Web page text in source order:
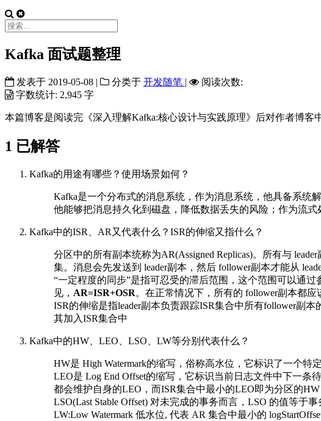
Kafka 面试题整理
发表于 2019-05-08 | 分类于 开发随笔 |
阅读次数:
字数统计: 2,945 字
本篇博客是阅读完《深入理解Kafka:核心设计与实践原理》后对作者博客
1 已解答
Kafka的用途有哪些？使用场景如何？
Kafka是一个分布式的消息系统，作为消息系统，他具备系统
他能够把消息持久化到磁盘，降低数据丢失的风险；作为流
Kafka中的ISR、AR又代表什么？ISR的伸缩又指什么？
分区中的所有副本统称为AR(Assigned Replicas)。所有与
集。消息会先发送到 leader副本，然后 follower副本才能从
“一定程度的同步”是指可忍受的滞后范围，这个范围可以通过
见， AR=ISR+OSR。在正常情况下，所有的 follower副本都应
ISR的伸缩是指leader副本负责跟踪ISR集合中所有follower副
其加入ISR集合中
Kafka中的HW、LEO、LSO、LW等分别代表什么？
HW是 High Watermark的缩写，俗称高水位，它标识了一个特
LEO是 Log End Offset的缩写，它标识当前日志文件中下一条
都会维护自身的LEO，而ISR集合中最小的LEO即为分区的
LSO(Last Stable Offset) 对未完成的事务而言，LSO 的值等于
LW:Low Watermark 低水位, 代表 AR 集合中最小的